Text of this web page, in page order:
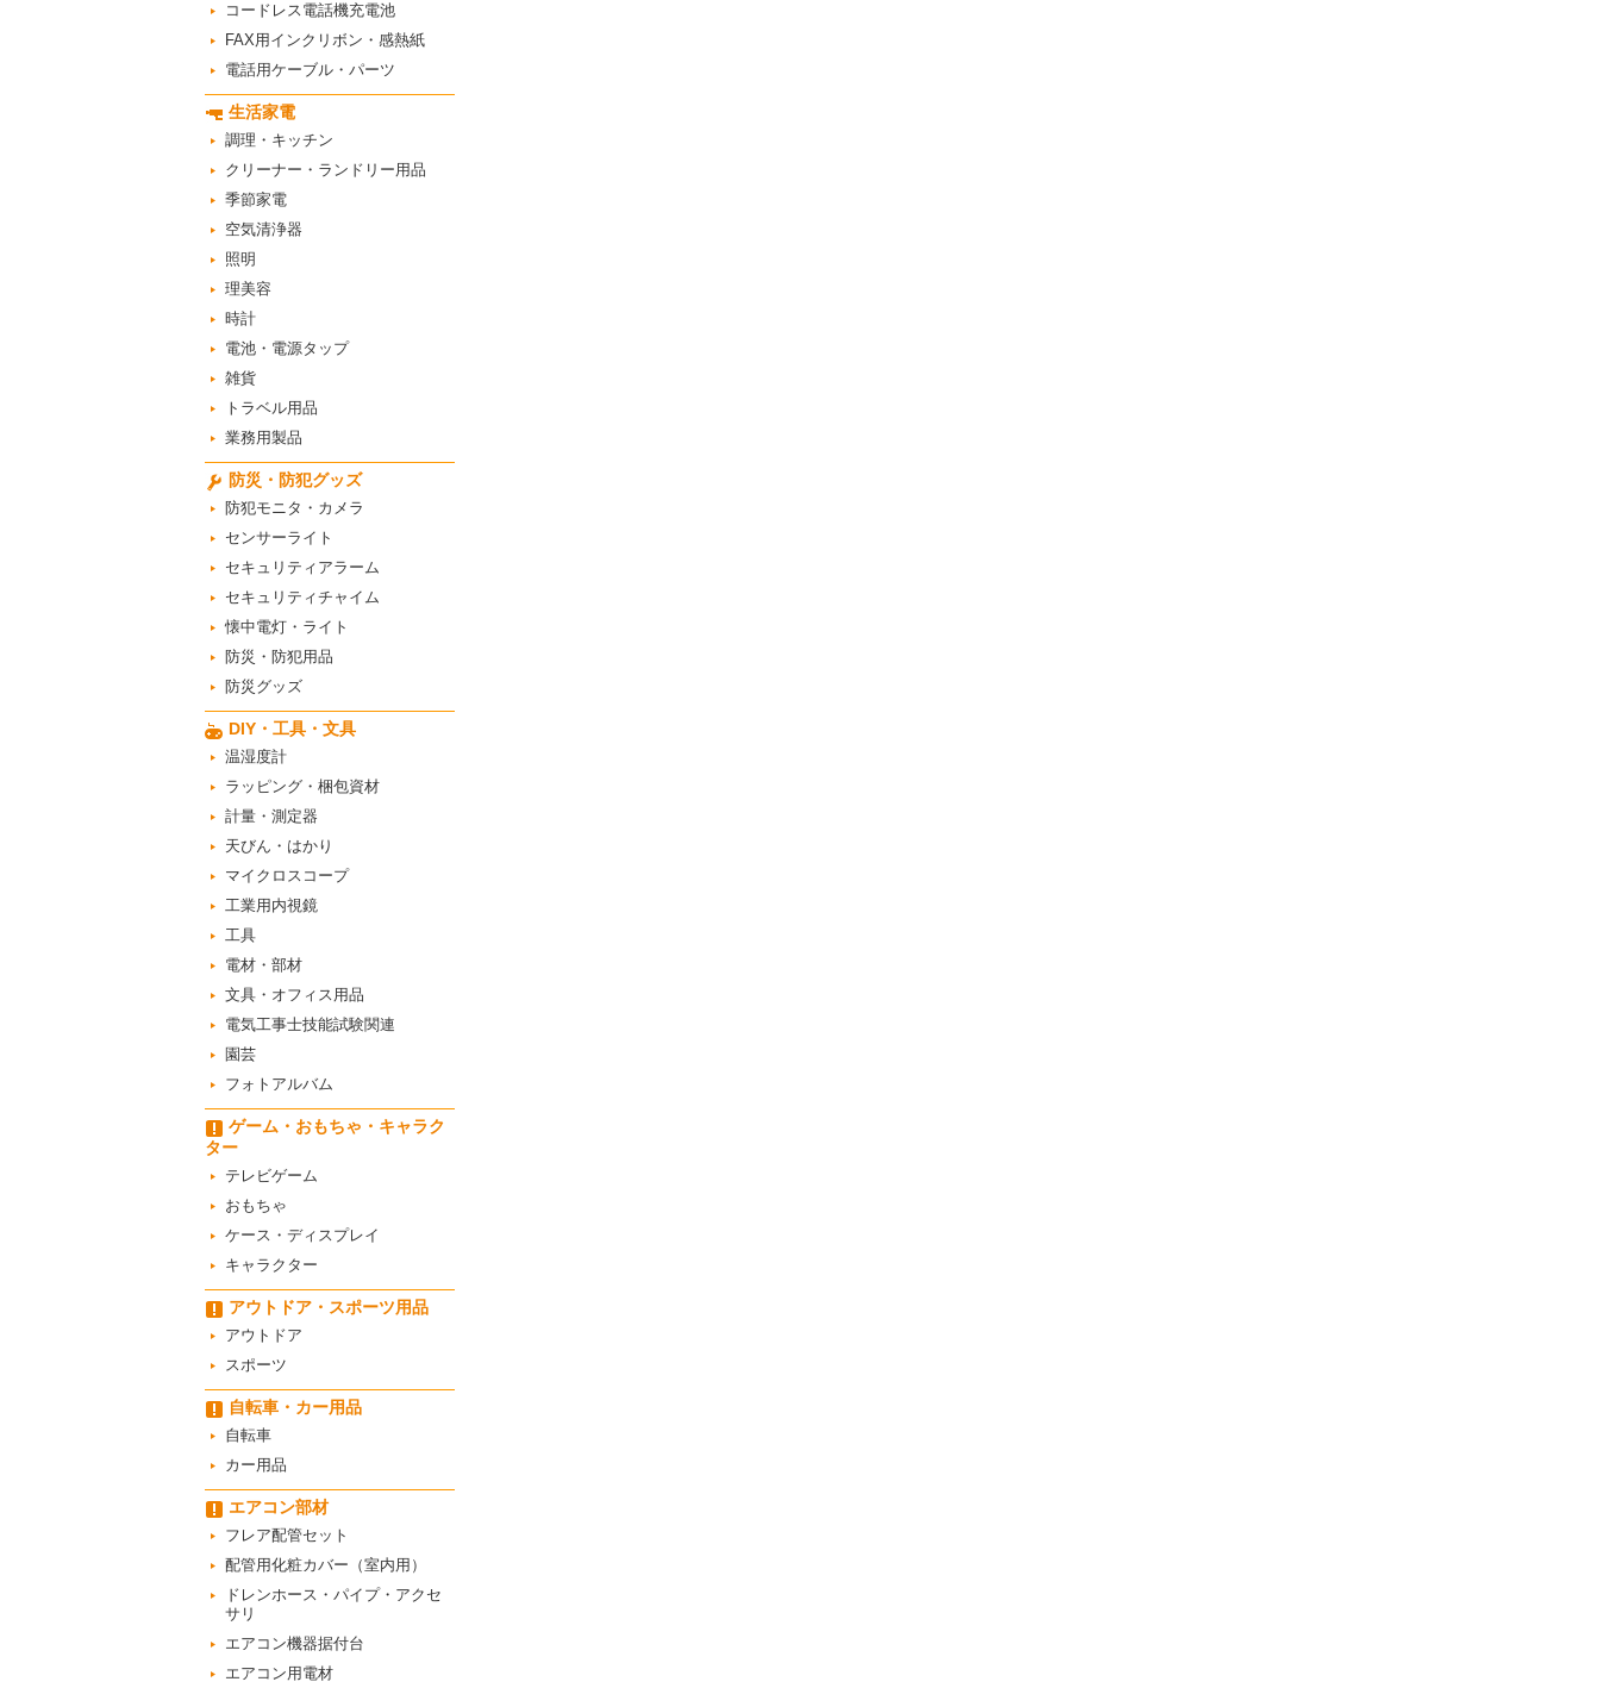
コードレス電話機充電池
FAX用インクリボン・感熱紙
電話用ケーブル・パーツ
生活家電
調理・キッチン
クリーナー・ランドリー用品
季節家電
空気清浄器
照明
理美容
時計
電池・電源タップ
雑貨
トラベル用品
業務用製品
防災・防犯グッズ
防犯モニタ・カメラ
センサーライト
セキュリティアラーム
セキュリティチャイム
懐中電灯・ライト
防災・防犯用品
防災グッズ
DIY・工具・文具
温湿度計
ラッピング・梱包資材
計量・測定器
天びん・はかり
マイクロスコープ
工業用内視鏡
工具
電材・部材
文具・オフィス用品
電気工事士技能試験関連
園芸
フォトアルバム
ゲーム・おもちゃ・キャラク
ター
テレビゲーム
おもちゃ
ケース・ディスプレイ
キャラクター
アウトドア・スポーツ用品
アウトドア
スポーツ
自転車・カー用品
自転車
カー用品
エアコン部材
フレア配管セット
配管用化粧カバー（室内用）
ドレンホース・パイプ・アクセ
サリ
エアコン機器据付台
エアコン用電材